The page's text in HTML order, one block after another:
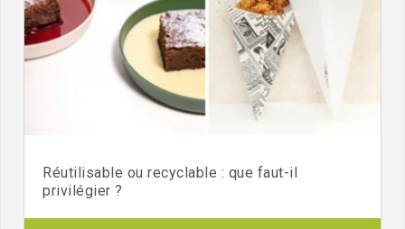
Réutilisable ou recyclable : que faut-il
privilégier ?